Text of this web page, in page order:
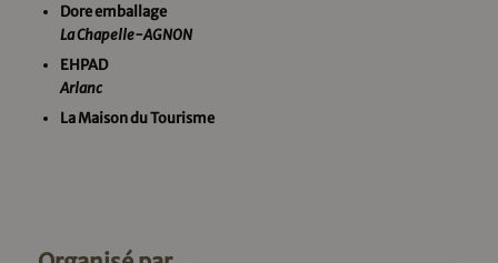
Dore emballage
La Chapelle-AGNON
EHPAD
Arlanc
La Maison du Tourisme